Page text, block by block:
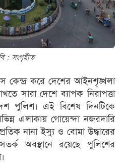
: সংগৃহীত
কেন্দ্র করে দেশের আইনশৃঙ্খলা
সারা দেশে ব্যাপক নিরাপত্তা
পুলিশ। এই বিশেষ দিনটিকে
এলাকায় গোয়েন্দা নজরদারি
নানা ইস্যু ও বোমা উদ্ধারের
অবস্থানে রয়েছে পুলিশের